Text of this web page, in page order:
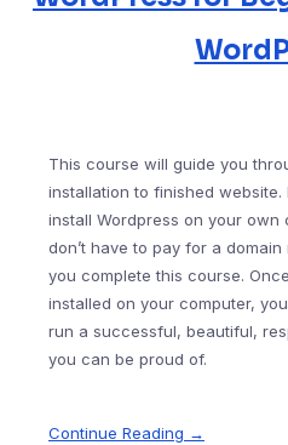
This course will guide you
installation to finished website.
install Wordpress on your
don’t have to pay for a
you complete this course.
installed on your computer,
run a successful, beautiful,
you can be proud of.
Continue Reading →